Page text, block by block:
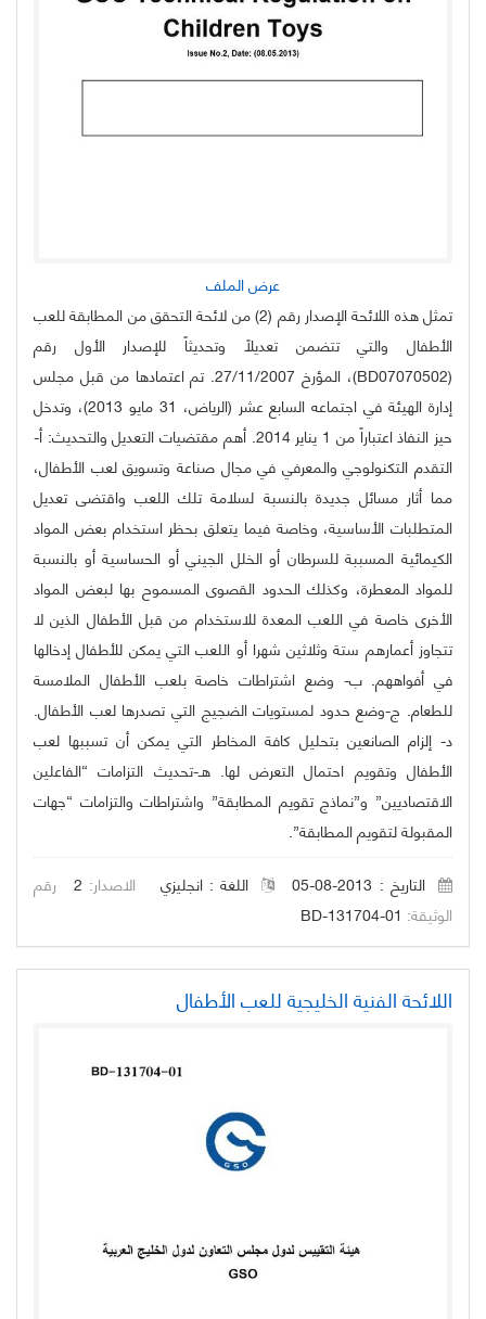
عرض الملف
تمثل هذه اللائحة الإصدار رقم (2) من لائحة التحقق من المطابقة للعب
الأطفال والتي تتضمن تعديلاً وتحديثاً للإصدار الأول رقم
(BD07070502)، المؤرخ 27/11/2007. تم اعتمادها من قبل مجلس
إدارة الهيئة في اجتماعه السابع عشر (الرياض، 31 مايو 2013)، وتدخل
حيز النفاذ اعتباراً من 1 يناير 2014. أهم مقتضيات التعديل والتحديث: ‌أ-
التقدم التكنولوجي والمعرفي في مجال صناعة وتسويق لعب الأطفال،
مما أثار مسائل جديدة بالنسبة لسلامة تلك اللعب واقتضى تعديل
المتطلبات الأساسية، وخاصة فيما يتعلق بحظر استخدام بعض المواد
الكيمائية المسببة للسرطان أو الخلل الجيني أو الحساسية أو بالنسبة
للمواد المعطرة، وكذلك الحدود القصوى المسموح بها لبعض المواد
الأخرى خاصة في اللعب المعدة للاستخدام من قبل الأطفال الذين لا
تتجاوز أعمارهم ستة وثلاثين شهرا أو اللعب التي يمكن للأطفال إدخالها
في أفواههم. ‌ب- وضع اشتراطات خاصة بلعب الأطفال الملامسة
للطعام. ‌ج-وضع حدود لمستويات الضجيج التي تصدرها لعب الأطفال.
‌د- إلزام الصانعين بتحليل كافة المخاطر التي يمكن أن تسببها لعب
الأطفال وتقويم احتمال التعرض لها. ‌هـ-تحديث التزامات “الفاعلين
الاقتصاديين” و”نماذج تقويم المطابقة” واشتراطات والتزامات “جهات
المقبولة لتقويم المطابقة”.
التاريخ : 2013-08-05
اللغة :انجليزي الاصدار: 2
رقم
الوثيقة: BD-131704-01
اللائحة الفنية الخليجية للعب الأطفال